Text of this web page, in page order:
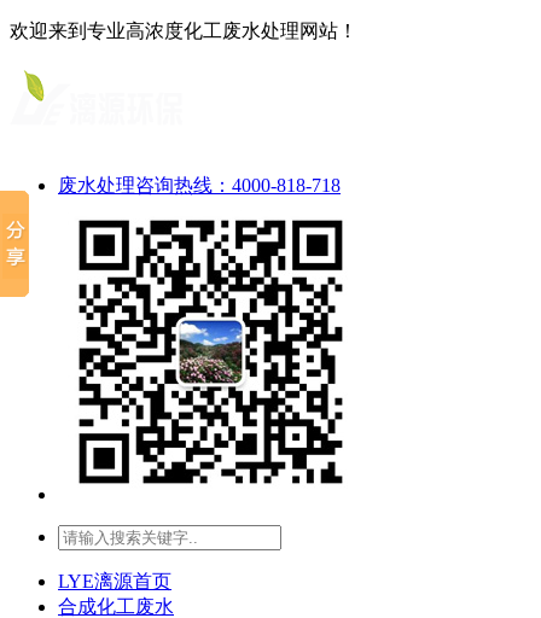
欢迎来到专业高浓度化工废水处理网站！
废水处理咨询热线：4000-818-718
LYE漓源首页
合成化工废水